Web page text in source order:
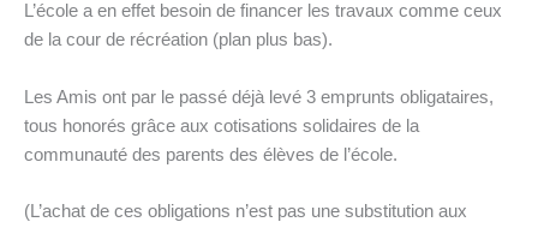
L’école a en effet besoin de financer les travaux comme ceux
de la cour de récréation (plan plus bas).
Les Amis ont par le passé déjà levé 3 emprunts obligataires,
tous honorés grâce aux cotisations solidaires de la
communauté des parents des élèves de l’école.
(L’achat de ces obligations n’est pas une substitution aux